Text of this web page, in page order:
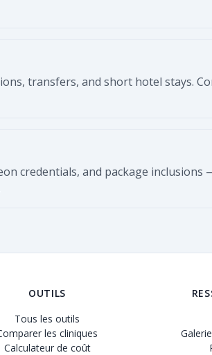
transfers, and short hotel stays.
credentials, and package inclusions
OUTILS
Tous les outils
les cliniques
Calculateur de coût